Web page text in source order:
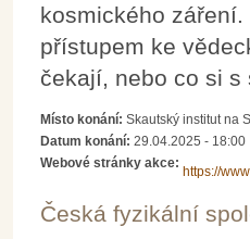
kosmického
přístupem ke
čekají, nebo co si
Místo konání: Skautský institut na
Datum konání: 29.04.2025 - 18:00
Webové stránky akce:
https://
Česká fyzikální